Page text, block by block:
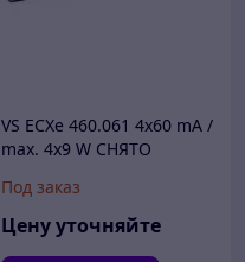
VS ECXe 460.061 4x60 mA /
max. 4x9 W СНЯТО
Под заказ
Цену уточняйте